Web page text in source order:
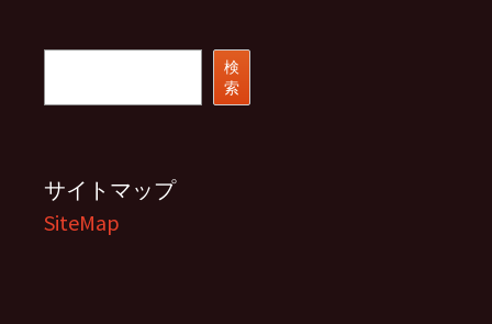
検
索
サイトマップ
SiteMap